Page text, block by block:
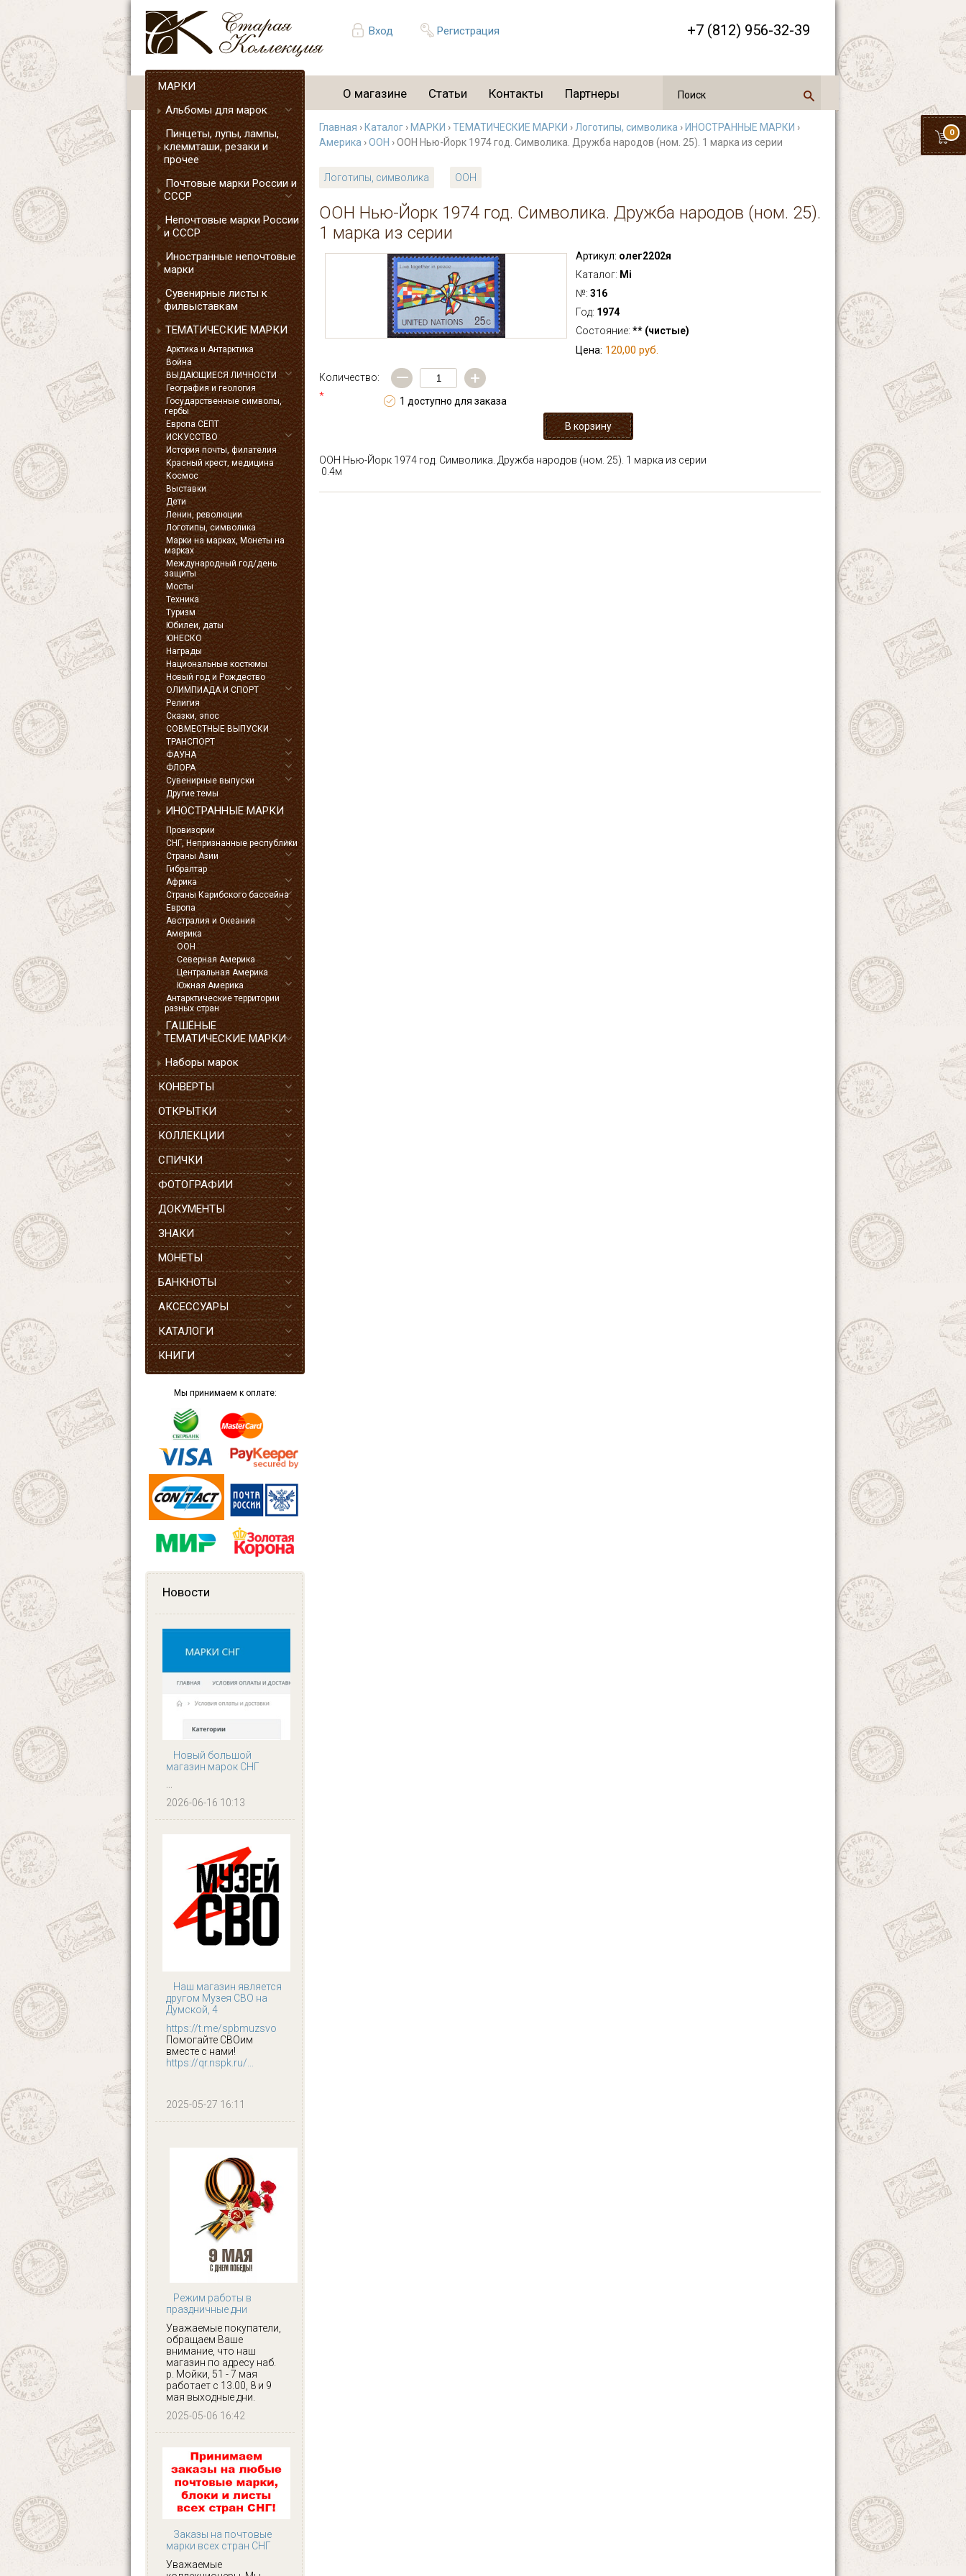
Вход Регистрация +7 (812) 956-32-39
0
О магазине Статьи Контакты Партнеры
МАРКИ
Альбомы для марок
Пинцеты, лупы, лампы,
клеммташи, резаки и
прочее
Почтовые марки России и
СССР
Непочтовые марки России
и СССР
Иностранные непочтовые
марки
Сувенирные листы к
филвыставкам
ТЕМАТИЧЕСКИЕ МАРКИ
Арктика и Антарктика
Война
ВЫДАЮЩИЕСЯ ЛИЧНОСТИ
География и геология
Государственные символы,
гербы
Европа СЕПТ
ИСКУССТВО
История почты, филателия
Красный крест, медицина
Космос
Выставки
Дети
Ленин, революции
Логотипы, символика
Марки на марках, Монеты на
марках
Международный год/день
защиты
Мосты
Техника
Туризм
Юбилеи, даты
ЮНЕСКО
Награды
Национальные костюмы
Новый год и Рождество
ОЛИМПИАДА И СПОРТ
Религия
Сказки, эпос
СОВМЕСТНЫЕ ВЫПУСКИ
ТРАНСПОРТ
ФАУНА
ФЛОРА
Сувенирные выпуски
Другие темы
ИНОСТРАННЫЕ МАРКИ
Провизории
СНГ, Непризнанные республики
Страны Азии
Гибралтар
Африка
Страны Карибского бассейна
Европа
Австралия и Океания
Америка
ООН
Северная Америка
Центральная Америка
Южная Америка
Антарктические территории
разных стран
ГАШЁНЫЕ
ТЕМАТИЧЕСКИЕ МАРКИ
Наборы марок
КОНВЕРТЫ
ОТКРЫТКИ
КОЛЛЕКЦИИ
СПИЧКИ
ФОТОГРАФИИ
ДОКУМЕНТЫ
ЗНАКИ
МОНЕТЫ
БАНКНОТЫ
АКСЕССУАРЫ
КАТАЛОГИ
КНИГИ
Мы принимаем к оплате:
Новости
Новый большой
магазин марок СНГ
...
2026-06-16 10:13
Наш магазин является
другом Музея СВО на
Думской, 4
https://t.me/spbmuzsvo
Помогайте СВОим
вместе с нами!
https://qr.nspk.ru/...
2025-05-27 16:11
Режим работы в
праздничные дни
Уважаемые покупатели,
обращаем Ваше
внимание, что наш
магазин по адресу наб.
р. Мойки, 51 - 7 мая
работает с 13.00, 8 и 9
мая выходные дни.
2025-05-06 16:42
Заказы на почтовые
марки всех стран СНГ
Уважаемые
Главная › Каталог › МАРКИ ›ТЕМАТИЧЕСКИЕ МАРКИ › Логотипы, символика › ИНОСТРАННЫЕ МАРКИ ›
Америка ›ООН › ООН Нью-Йорк 1974 год. Символика. Дружба народов (ном. 25). 1 марка из серии
Логотипы, символика ООН
ООН Нью-Йорк 1974 год. Символика. Дружба народов (ном. 25).
1 марка из серии
Артикул: олег2202я
Каталог: Mi
№: 316
Год: 1974
Состояние: ** (чистые)
Цена: 120,00 руб.
Количество:
*
— +
1 доступно для заказа
ООН Нью-Йорк 1974 год. Символика. Дружба народов (ном. 25). 1 марка из серии
0.4м